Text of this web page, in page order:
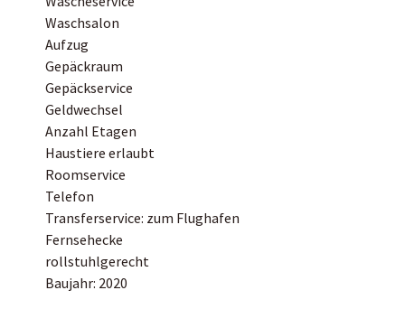
Waschsalon
Aufzug
Gepäckraum
Gepäckservice
Geldwechsel
Anzahl Etagen
Haustiere erlaubt
Roomservice
Telefon
Transferservice: zum Flughafen
Fernsehecke
rollstuhlgerecht
Baujahr: 2020